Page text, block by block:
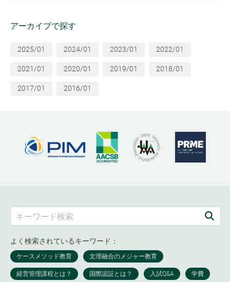
アーカイブで探す
2025/01 2024/01 2023/01 2022/01
2021/01 2020/01 2019/01 2018/01
2017/01 2016/01
よく検索されているキーワード：